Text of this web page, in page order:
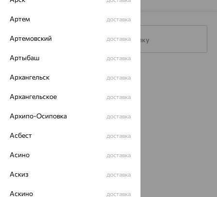
Подписаться на рассылку
ул. Зегеля, 27/2
Артем доставка
Артемовский доставка
Артыбаш доставка
Архангельск доставка
Архангельское доставка
Архипо-Осиповка доставка
Асбест доставка
Асино доставка
Аскиз доставка
Аскино доставка